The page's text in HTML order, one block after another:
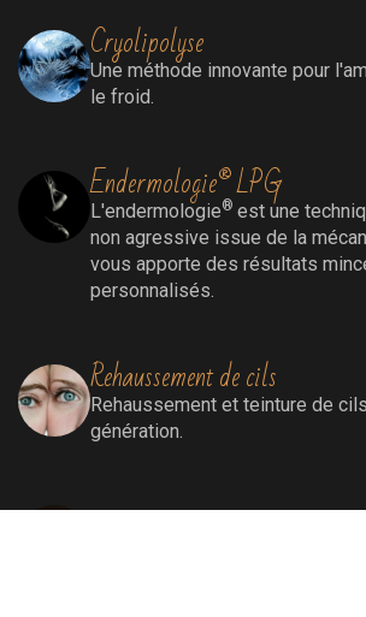
Cryolipolyse
Une méthode innovante pour
le froid.
Endermologie® LPG
L'endermologie® est une
non agressive issue de la
vous apporte des résultats
personnalisés.
Rehaussement de cils
Rehaussement et teinture de
génération.
Extensions de cils